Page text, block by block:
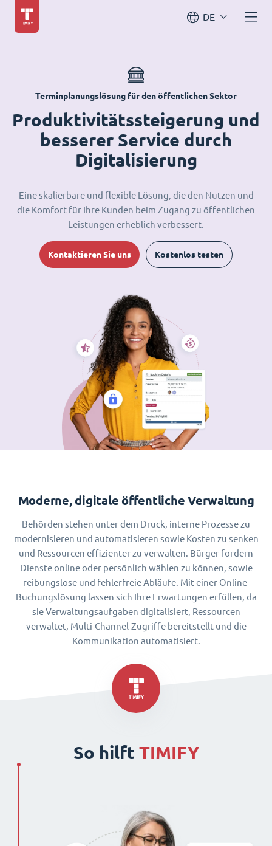
DE
Terminplanungslösung für den öffentlichen Sektor
Produktivitätssteigerung und
besserer Service durch
Digitalisierung
Eine skalierbare und flexible Lösung, die den Nutzen und
die Komfort für Ihre Kunden beim Zugang zu öffentlichen
Leistungen erheblich verbessert.
Kontaktieren Sie uns Kostenlos testen
Moderne, digitale öffentliche Verwaltung
Behörden stehen unter dem Druck, interne Prozesse zu
modernisieren und automatisieren sowie Kosten zu senken
und Ressourcen effizienter zu verwalten. Bürger fordern
Dienste online oder persönlich wählen zu können, sowie
reibungslose und fehlerfreie Abläufe. Mit einer Online-
Buchungslösung lassen sich Ihre Erwartungen erfüllen, da
sie Verwaltungsaufgaben digitalisiert, Ressourcen
verwaltet, Multi-Channel-Zugriffe bereitstellt und die
Kommunikation automatisiert.
So hilft TIMIFY